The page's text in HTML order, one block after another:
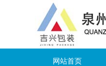
网站首页